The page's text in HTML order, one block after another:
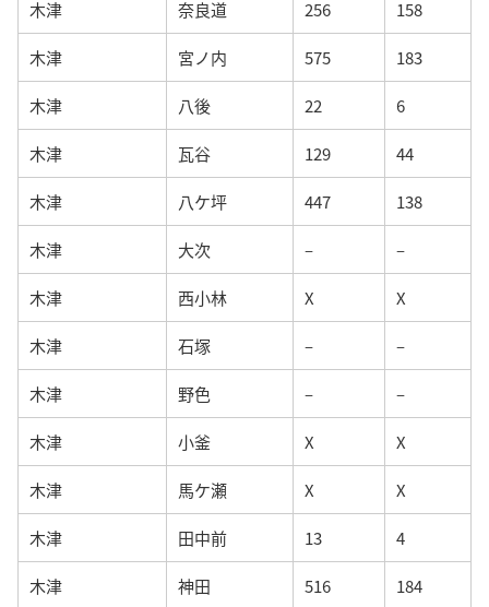
木津 奈良道 256 158
木津 宮ノ内 575 183
木津 八後 22 6
木津 瓦谷 129 44
木津 八ケ坪 447 138
木津 大次 – –
木津 西小林 X X
木津 石塚 – –
木津 野色 – –
木津 小釜 X X
木津 馬ケ瀬 X X
木津 田中前 13 4
木津 神田 516 184